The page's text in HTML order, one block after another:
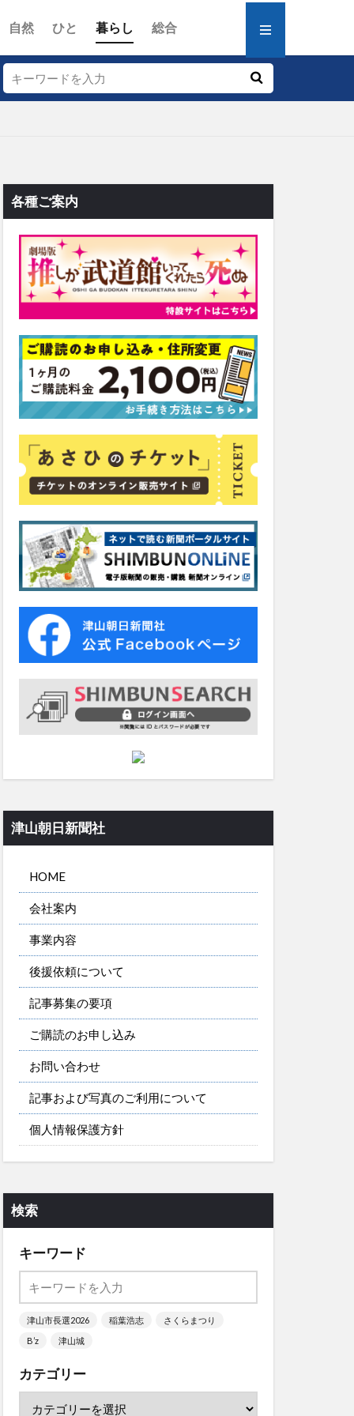
自然 ひと 暮らし 総合
各種ご案内
津山朝日新聞社
HOME
会社案内
事業内容
後援依頼について
記事募集の要項
ご購読のお申し込み
お問い合わせ
記事および写真のご利用について
個人情報保護方針
検索
キーワード
津山市長選2026 稲葉浩志
さくらまつり
B’z
津山城
カテゴリー